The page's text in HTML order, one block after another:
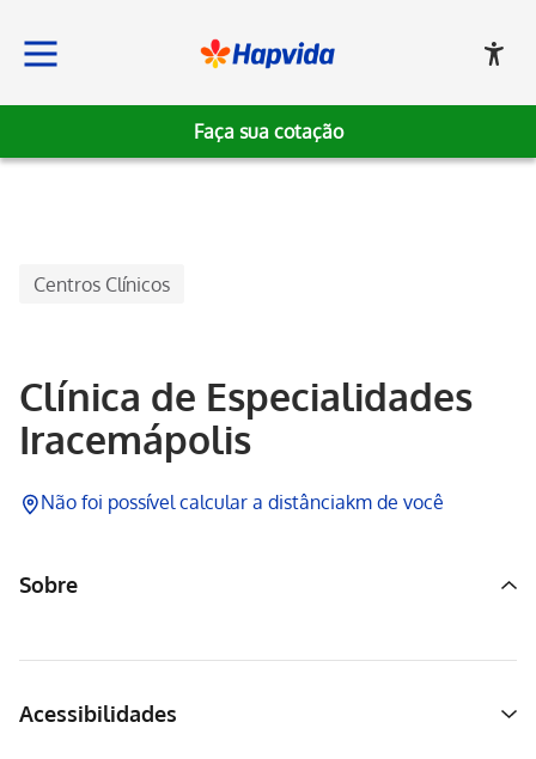
Faça sua cotação
Centros Clínicos
Clínica de Especialidades
Iracemápolis
Não foi possível calcular a distânciakm de você
Sobre
Acessibilidades